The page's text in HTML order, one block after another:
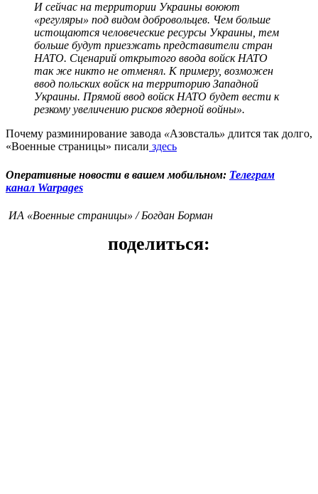
И сейчас на территории Украины воюют
«регуляры» под видом добровольцев. Чем больше
истощаются человеческие ресурсы Украины, тем
больше будут приезжать представители стран
НАТО. Сценарий открытого ввода войск НАТО
так же никто не отменял. К примеру, возможен
ввод польских войск на территорию Западной
Украины. Прямой ввод войск НАТО будет вести к
резкому увеличению рисков ядерной войны».
Почему разминирование завода «Азовсталь» длится так долго,
«Военные страницы» писали здесь
Оперативные новости в вашем мобильном: Телеграм
канал Warpages
ИА «Военные страницы» / Богдан Борман
поделиться: